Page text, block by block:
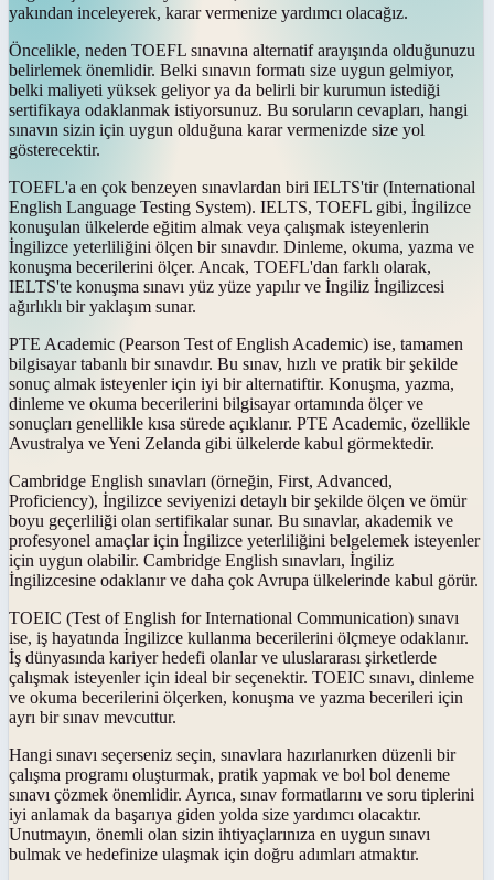
yakından inceleyerek, karar vermenize yardımcı olacağız.
Öncelikle, neden TOEFL sınavına alternatif arayışında olduğunuzu
belirlemek önemlidir. Belki sınavın formatı size uygun gelmiyor,
belki maliyeti yüksek geliyor ya da belirli bir kurumun istediği
sertifikaya odaklanmak istiyorsunuz. Bu soruların cevapları, hangi
sınavın sizin için uygun olduğuna karar vermenizde size yol
gösterecektir.
TOEFL'a en çok benzeyen sınavlardan biri IELTS'tir (International
English Language Testing System). IELTS, TOEFL gibi, İngilizce
konuşulan ülkelerde eğitim almak veya çalışmak isteyenlerin
İngilizce yeterliliğini ölçen bir sınavdır. Dinleme, okuma, yazma ve
konuşma becerilerini ölçer. Ancak, TOEFL'dan farklı olarak,
IELTS'te konuşma sınavı yüz yüze yapılır ve İngiliz İngilizcesi
ağırlıklı bir yaklaşım sunar.
PTE Academic (Pearson Test of English Academic) ise, tamamen
bilgisayar tabanlı bir sınavdır. Bu sınav, hızlı ve pratik bir şekilde
sonuç almak isteyenler için iyi bir alternatiftir. Konuşma, yazma,
dinleme ve okuma becerilerini bilgisayar ortamında ölçer ve
sonuçları genellikle kısa sürede açıklanır. PTE Academic, özellikle
Avustralya ve Yeni Zelanda gibi ülkelerde kabul görmektedir.
Cambridge English sınavları (örneğin, First, Advanced,
Proficiency), İngilizce seviyenizi detaylı bir şekilde ölçen ve ömür
boyu geçerliliği olan sertifikalar sunar. Bu sınavlar, akademik ve
profesyonel amaçlar için İngilizce yeterliliğini belgelemek isteyenler
için uygun olabilir. Cambridge English sınavları, İngiliz
İngilizcesine odaklanır ve daha çok Avrupa ülkelerinde kabul görür.
TOEIC (Test of English for International Communication) sınavı
ise, iş hayatında İngilizce kullanma becerilerini ölçmeye odaklanır.
İş dünyasında kariyer hedefi olanlar ve uluslararası şirketlerde
çalışmak isteyenler için ideal bir seçenektir. TOEIC sınavı, dinleme
ve okuma becerilerini ölçerken, konuşma ve yazma becerileri için
ayrı bir sınav mevcuttur.
Hangi sınavı seçerseniz seçin, sınavlara hazırlanırken düzenli bir
çalışma programı oluşturmak, pratik yapmak ve bol bol deneme
sınavı çözmek önemlidir. Ayrıca, sınav formatlarını ve soru tiplerini
iyi anlamak da başarıya giden yolda size yardımcı olacaktır.
Unutmayın, önemli olan sizin ihtiyaçlarınıza en uygun sınavı
bulmak ve hedefinize ulaşmak için doğru adımları atmaktır.